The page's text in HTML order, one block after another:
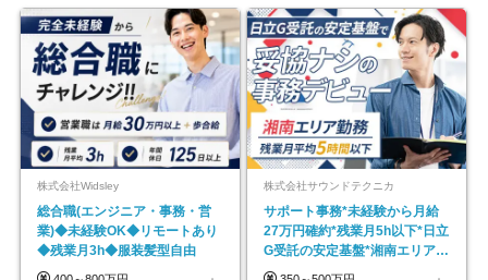
株式会社Widsley
総合職(エンジニア・事務・営
業)◆未経験OK◆リモートあり
◆残業月3h◆服装髪型自由
株式会社サウンドテクニカ
サポート事務*未経験から月給
27万円確約*残業月5h以下*日立
G受託の安定基盤*湘南エリア勤
務